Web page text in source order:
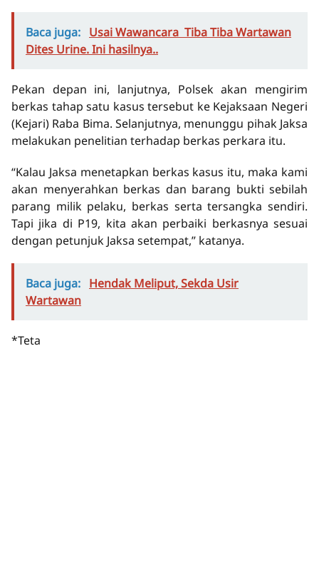
Baca juga: Usai Wawancara Tiba Tiba Wartawan
Dites Urine. Ini hasilnya..
Pekan depan ini, lanjutnya, Polsek akan mengirim
berkas tahap satu kasus tersebut ke Kejaksaan Negeri
(Kejari) Raba Bima. Selanjutnya, menunggu pihak Jaksa
melakukan penelitian terhadap berkas perkara itu.
“Kalau Jaksa menetapkan berkas kasus itu, maka kami
akan menyerahkan berkas dan barang bukti sebilah
parang milik pelaku, berkas serta tersangka sendiri.
Tapi jika di P19, kita akan perbaiki berkasnya sesuai
dengan petunjuk Jaksa setempat,” katanya.
Baca juga: Hendak Meliput, Sekda Usir
Wartawan
*Teta